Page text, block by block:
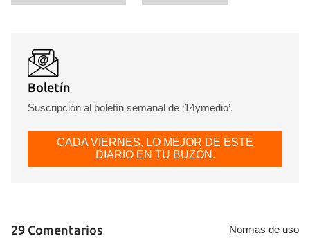
Boletín
Suscripción al boletín semanal de ‘14ymedio’.
CADA VIERNES, LO MEJOR DE ESTE
DIARIO EN TU BUZÓN.
29 Comentarios Normas de uso